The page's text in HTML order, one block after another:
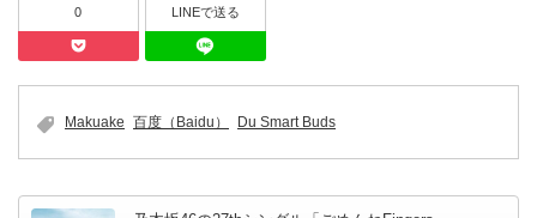
0
Pocket
LINEで送る
Makuake 百度（Baidu） Du Smart Buds